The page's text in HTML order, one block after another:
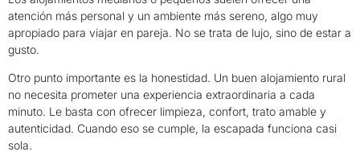
atención más personal y un ambiente más sereno, algo muy
apropiado para viajar en pareja. No se trata de lujo, sino de estar a
gusto.
Otro punto importante es la honestidad. Un buen alojamiento rural
no necesita prometer una experiencia extraordinaria a cada
minuto. Le basta con ofrecer limpieza, confort, trato amable y
autenticidad. Cuando eso se cumple, la escapada funciona casi
sola.